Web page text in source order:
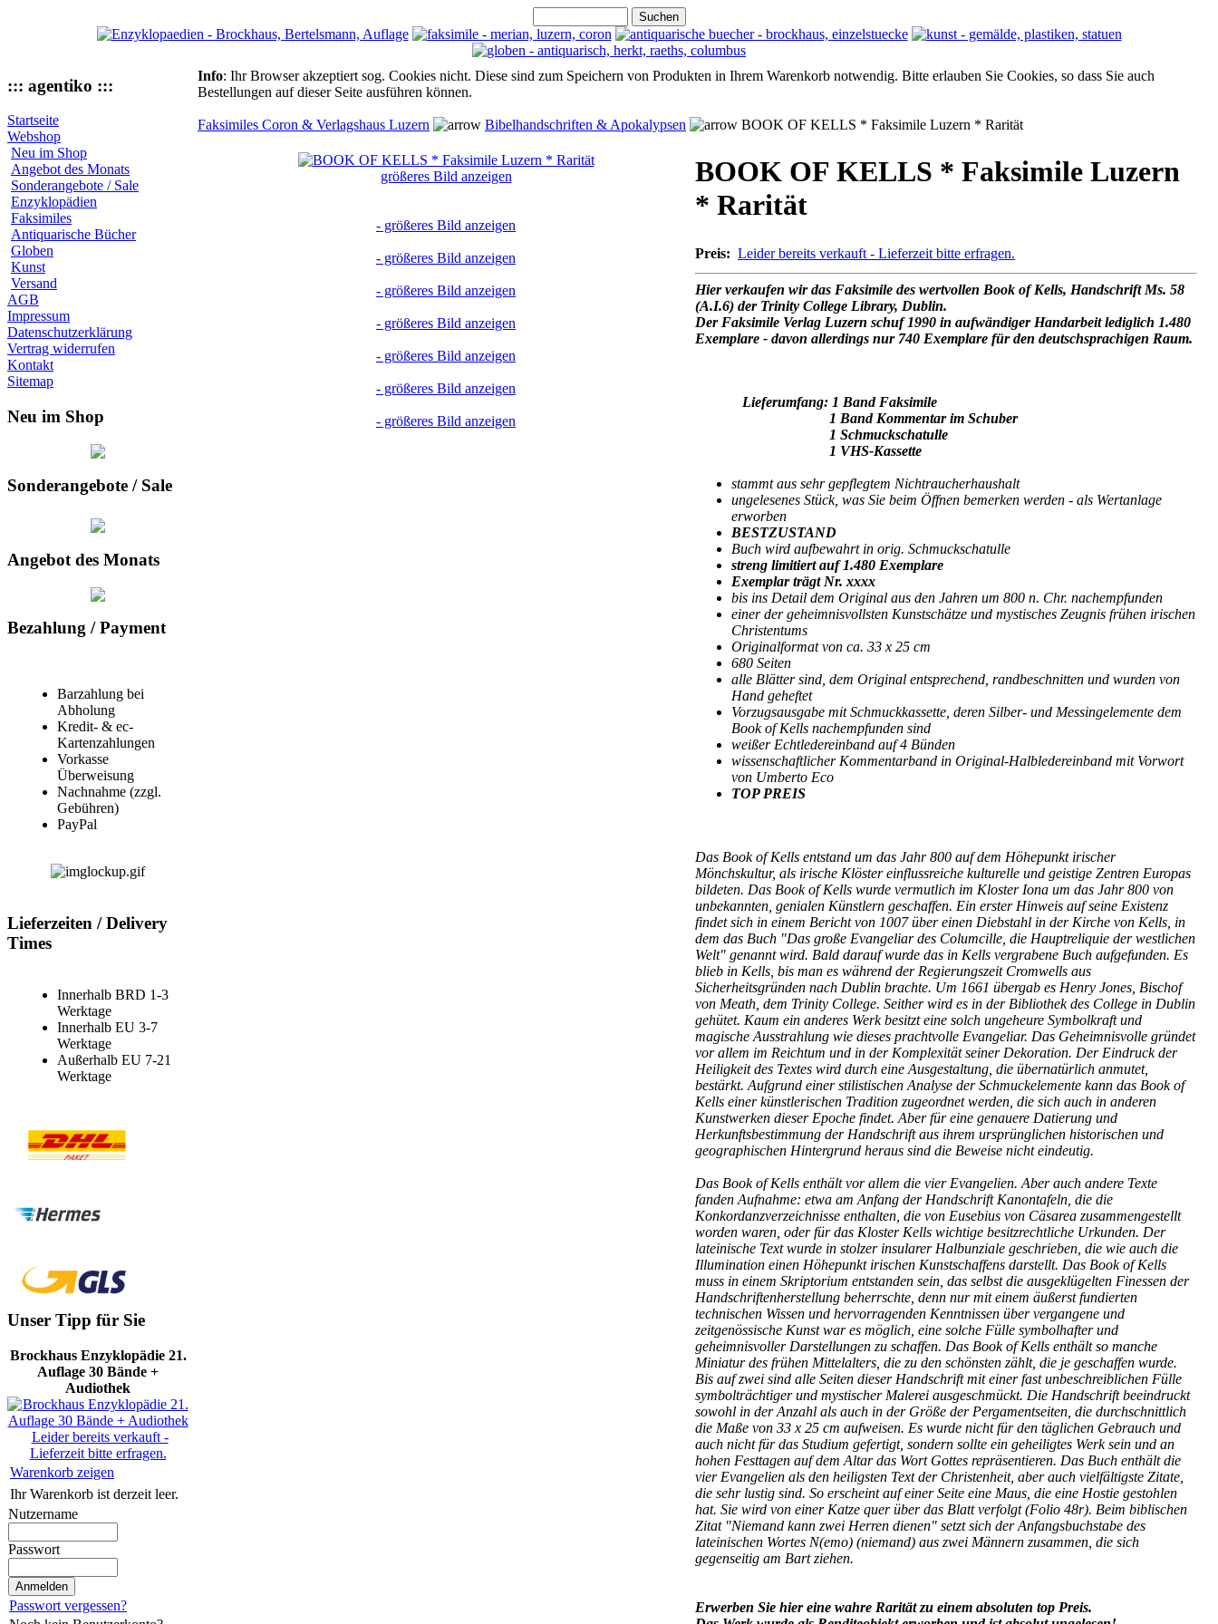
::: agentiko :::
Startseite
Webshop
Neu im Shop
Angebot des Monats
Sonderangebote / Sale
Enzyklopädien
Faksimiles
Antiquarische Bücher
Globen
Kunst
Versand
AGB
Impressum
Datenschutzerklärung
Vertrag widerrufen
Kontakt
Sitemap
Neu im Shop
Sonderangebote / Sale
Angebot des Monats
Bezahlung / Payment
Barzahlung bei
Abholung
Kredit- & ec-
Kartenzahlungen
Vorkasse
Überweisung
Nachnahme (zzgl.
Gebühren)
PayPal
Lieferzeiten / Delivery
Times
Innerhalb BRD 1-3
Werktage
Innerhalb EU 3-7
Werktage
Außerhalb EU 7-21
Werktage
Unser Tipp für Sie
Brockhaus Enzyklopädie 21.
Auflage 30 Bände +
Audiothek
Leider bereits verkauft -
Lieferzeit bitte erfragen.
Warenkorb zeigen
Ihr Warenkorb ist derzeit leer.
Nutzername
Passwort
Passwort vergessen?
Info: Ihr Browser akzeptiert sog. Cookies nicht. Diese sind zum Speichern von Produkten in Ihrem Warenkorb notwendig. Bitte erlauben Sie Cookies, so dass Sie auch
Bestellungen auf dieser Seite ausführen können.
Faksimiles Coron & Verlagshaus Luzern Bibelhandschriften & Apokalypsen BOOK OF KELLS * Faksimile Luzern * Rarität
größeres Bild anzeigen
- größeres Bild anzeigen
- größeres Bild anzeigen
- größeres Bild anzeigen
- größeres Bild anzeigen
- größeres Bild anzeigen
- größeres Bild anzeigen
- größeres Bild anzeigen
BOOK OF KELLS * Faksimile Luzern
* Rarität
Preis: Leider bereits verkauft - Lieferzeit bitte erfragen.
Hier verkaufen wir das Faksimile des wertvollen Book of Kells, Handschrift Ms. 58
(A.I.6) der Trinity College Library, Dublin.
Der Faksimile Verlag Luzern schuf 1990 in aufwändiger Handarbeit lediglich 1.480
Exemplare - davon allerdings nur 740 Exemplare für den deutschsprachigen Raum.
Lieferumfang: 1 Band Faksimile
1 Band Kommentar im Schuber
1 Schmuckschatulle
1 VHS-Kassette
stammt aus sehr gepflegtem Nichtraucherhaushalt
ungelesenes Stück, was Sie beim Öffnen bemerken werden - als Wertanlage
erworben
BESTZUSTAND
Buch wird aufbewahrt in orig. Schmuckschatulle
streng limitiert auf 1.480 Exemplare
Exemplar trägt Nr. xxxx
bis ins Detail dem Original aus den Jahren um 800 n. Chr. nachempfunden
einer der geheimnisvollsten Kunstschätze und mystisches Zeugnis frühen irischen
Christentums
Originalformat von ca. 33 x 25 cm
680 Seiten
alle Blätter sind, dem Original entsprechend, randbeschnitten und wurden von
Hand geheftet
Vorzugsausgabe mit Schmuckkassette, deren Silber- und Messingelemente dem
Book of Kells nachempfunden sind
weißer Echtledereinband auf 4 Bünden
wissenschaftlicher Kommentarband in Original-Halbledereinband mit Vorwort
von Umberto Eco
TOP PREIS
Das Book of Kells entstand um das Jahr 800 auf dem Höhepunkt irischer
Mönchskultur, als irische Klöster einflussreiche kulturelle und geistige Zentren Europas
bildeten. Das Book of Kells wurde vermutlich im Kloster Iona um das Jahr 800 von
unbekannten, genialen Künstlern geschaffen. Ein erster Hinweis auf seine Existenz
findet sich in einem Bericht von 1007 über einen Diebstahl in der Kirche von Kells, in
dem das Buch "Das große Evangeliar des Columcille, die Hauptreliquie der westlichen
Welt" genannt wird. Bald darauf wurde das in Kells vergrabene Buch aufgefunden. Es
blieb in Kells, bis man es während der Regierungszeit Cromwells aus
Sicherheitsgründen nach Dublin brachte. Um 1661 übergab es Henry Jones, Bischof
von Meath, dem Trinity College. Seither wird es in der Bibliothek des College in Dublin
gehütet. Kaum ein anderes Werk besitzt eine solch ungeheure Symbolkraft und
magische Ausstrahlung wie dieses prachtvolle Evangeliar. Das Geheimnisvolle gründet
vor allem im Reichtum und in der Komplexität seiner Dekoration. Der Eindruck der
Heiligkeit des Textes wird durch eine Ausgestaltung, die übernatürlich anmutet,
bestärkt. Aufgrund einer stilistischen Analyse der Schmuckelemente kann das Book of
Kells einer künstlerischen Tradition zugeordnet werden, die sich auch in anderen
Kunstwerken dieser Epoche findet. Aber für eine genauere Datierung und
Herkunftsbestimmung der Handschrift aus ihrem ursprünglichen historischen und
geographischen Hintergrund heraus sind die Beweise nicht eindeutig.
Das Book of Kells enthält vor allem die vier Evangelien. Aber auch andere Texte
fanden Aufnahme: etwa am Anfang der Handschrift Kanontafeln, die die
Konkordanzverzeichnisse enthalten, die von Eusebius von Cäsarea zusammengestellt
worden waren, oder für das Kloster Kells wichtige besitzrechtliche Urkunden. Der
lateinische Text wurde in stolzer insularer Halbunziale geschrieben, die wie auch die
Illumination einen Höhepunkt irischen Kunstschaffens darstellt. Das Book of Kells
muss in einem Skriptorium entstanden sein, das selbst die ausgeklügelten Finessen der
Handschriftenherstellung beherrschte, denn nur mit einem äußerst fundierten
technischen Wissen und hervorragenden Kenntnissen über vergangene und
zeitgenössische Kunst war es möglich, eine solche Fülle symbolhafter und
geheimnisvoller Darstellungen zu schaffen. Das Book of Kells enthält so manche
Miniatur des frühen Mittelalters, die zu den schönsten zählt, die je geschaffen wurde.
Bis auf zwei sind alle Seiten dieser Handschrift mit einer fast unbeschreiblichen Fülle
symbolträchtiger und mystischer Malerei ausgeschmückt. Die Handschrift beeindruckt
sowohl in der Anzahl als auch in der Größe der Pergamentseiten, die durchschnittlich
die Maße von 33 x 25 cm aufweisen. Es wurde nicht für den täglichen Gebrauch und
auch nicht für das Studium gefertigt, sondern sollte ein geheiligtes Werk sein und an
hohen Festtagen auf dem Altar das Wort Gottes repräsentieren. Das Buch enthält die
vier Evangelien als den heiligsten Text der Christenheit, aber auch vielfältigste Zitate,
die sehr lustig sind. So erscheint auf einer Seite eine Maus, die eine Hostie gestohlen
hat. Sie wird von einer Katze quer über das Blatt verfolgt (Folio 48r). Beim biblischen
Zitat "Niemand kann zwei Herren dienen" setzt sich der Anfangsbuchstabe des
lateinischen Wortes N(emo) (niemand) aus zwei Männern zusammen, die sich
gegenseitig am Bart ziehen.
Erwerben Sie hier eine wahre Rarität zu einem absoluten top Preis.